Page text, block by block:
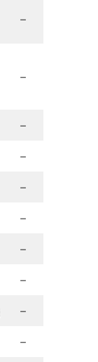
–
–
–
–
–
–
–
–
–
–